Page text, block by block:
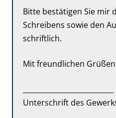
Bitte bestätigen Sie mir
Schreibens sowie den
schriftlich.
Mit freundlichen Grüßen
Unterschrift des